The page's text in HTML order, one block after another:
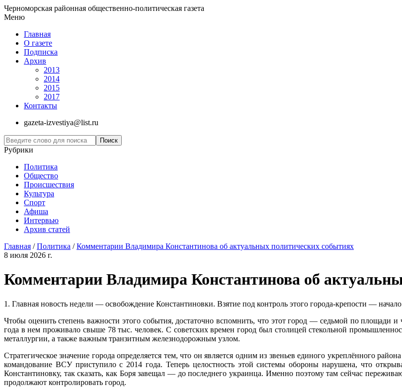
Черноморская районная общественно-политическая газета
Меню
Главная
О газете
Подписка
Архив
2013
2014
2015
2017
Контакты
gazeta-izvestiya@list.ru
Рубрики
Политика
Общество
Проиcшествия
Культура
Спорт
Афиша
Интервью
Архив статей
Главная /Политика /Комментарии Владимира Константинова об актуальных политических событиях
8 июля 2026 г.
Комментарии Владимира Константинова об
1. Главная новость недели — освобождение Константиновки. Взятие под контроль этого города-крепости —
Чтобы оценить степень важности этого события, достаточно вспомнить, что этот город — седьмой по площади
года в нем проживало свыше 78 тыс. человек. С советских времен город был столицей стекольной
металлургии, а также важным транзитным железнодорожным узлом.
Стратегическое значение города определяется тем, что он является одним из звеньев единого укреплённого
командование ВСУ приступило с 2014 года. Теперь целостность этой системы обороны нарушена, что
Константиновку, так сказать, как Боря завещал — до последнего украинца. Именно поэтому там сейчас
продолжают контролировать город.